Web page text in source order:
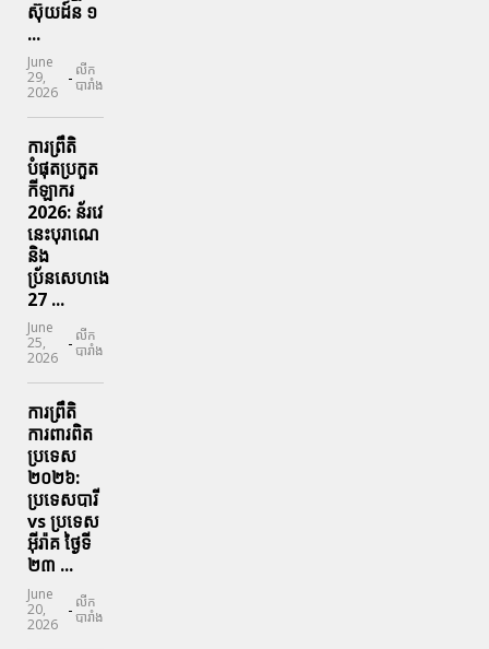
ស៊ុយដ៍ន​ ១
...
June
29,
2026
- លីក
បារាំង
ការព្រឹតិ
បំផុតប្រកួត
កីឡាករ
2026: ន័រវេ
នេះបុរាណេ
និង
ប្រ័នសេហងេ
27 ...
June
25,
2026
- លីក
បារាំង
ការព្រឹតិ
ការពារ​ពិត
ប្រទេស
២០២៦:
ប្រទេសបារី
vs ប្រទេស
អ៊ីរ៉ាគ ថ្ងៃទី​
២៣ ...
June
20,
2026
- លីក
បារាំង